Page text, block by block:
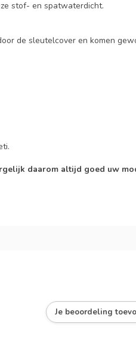
stof- en spatwaterdicht.
de sleutelcover en komen
daarom altijd goed uw
Je beoordeling